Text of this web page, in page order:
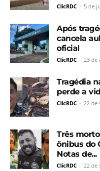
ClicRDC - 5 de
Após
cancela
oficial
ClicRDC - 23 de
Tragédia
perde a
ClicRDC - 22 de
Três
ônibus do
Notas de...
ClicRDC - 22 de